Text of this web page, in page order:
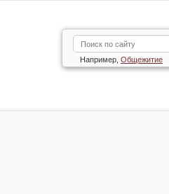
Например, Общежитие